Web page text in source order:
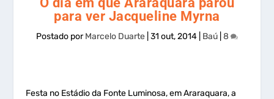
para ver Jacqueline Myrna
Postado porMarcelo Duarte 31 out, 2014 Baú 8
Festa no Estádio da Fonte Luminosa, em Araraquara, a